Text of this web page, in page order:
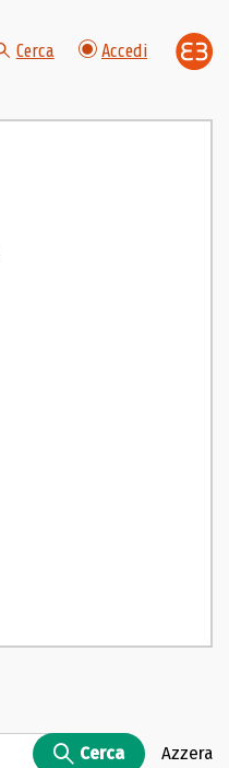
Cerca Accedi
Cerca Azzera